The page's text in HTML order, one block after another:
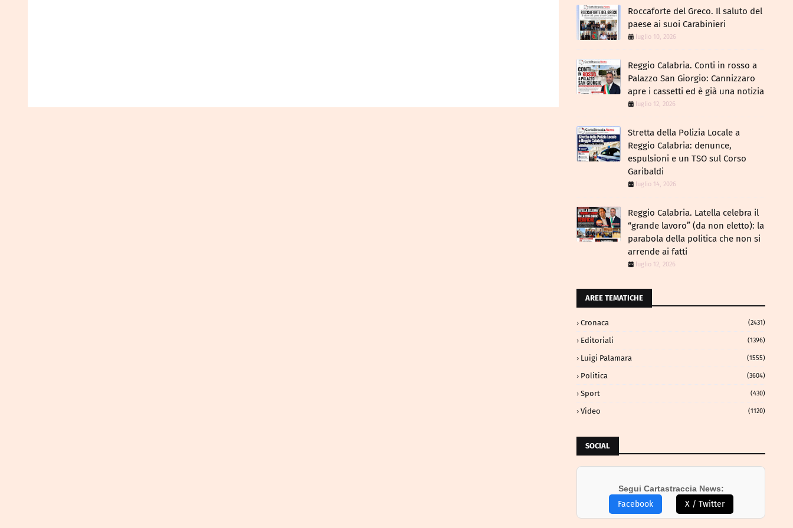
Roccaforte del Greco. Il saluto del
paese ai suoi Carabinieri
luglio 10, 2026
Reggio Calabria. Conti in rosso a
Palazzo San Giorgio: Cannizzaro
apre i cassetti ed è già una notizia
luglio 12, 2026
​Stretta della Polizia Locale a
Reggio Calabria: denunce,
espulsioni e un TSO sul Corso
Garibaldi
luglio 14, 2026
Reggio Calabria. Latella celebra il
“grande lavoro” (da non eletto): la
parabola della politica che non si
arrende ai fatti
luglio 12, 2026
AREE TEMATICHE
Cronaca (2431)
Editoriali (1396)
Luigi Palamara (1555)
Politica (3604)
Sport (430)
Video (1120)
SOCIAL
Segui Cartastraccia News:
Facebook X / Twitter